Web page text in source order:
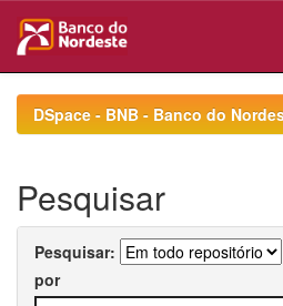
navigationDSpace - BNB - Banco do
Pesquisar
Pesquisar:
por